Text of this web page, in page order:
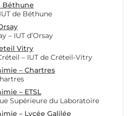
Béthune
de Béthune
– IUT d’Orsay
Vitry
– IUT de Créteil-Vitry
– Chartres
– ETSL
Supérieure du Laboratoire
– Lycée Galilée